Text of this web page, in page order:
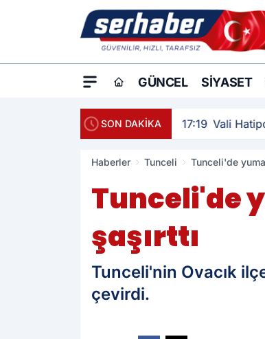
GÜNCEL SIYASET
SON DAKİKA 17:19 Vali
Haberler Tunceli Tunceli'de
Tunceli'de
şaşırttı
Tunceli'nin Ovacık
çevirdi.